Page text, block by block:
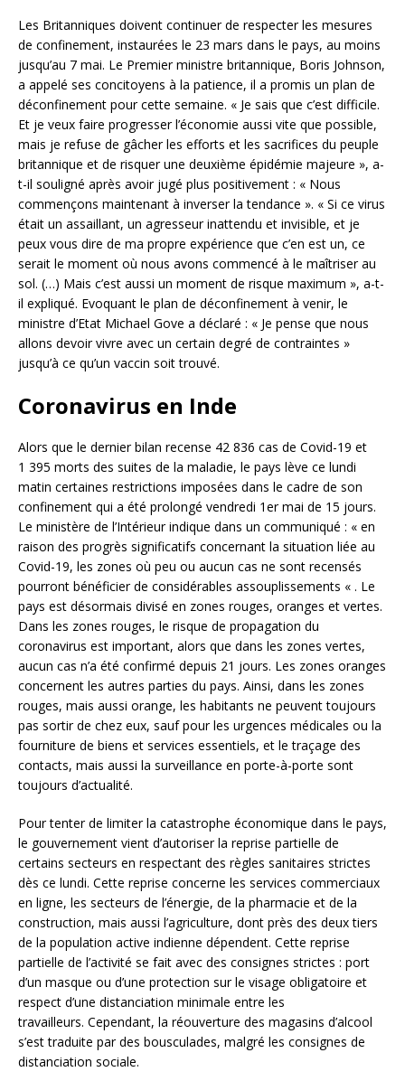
Les Britanniques doivent continuer de respecter les mesures
de confinement, instaurées le 23 mars dans le pays, au moins
jusqu’au 7 mai. Le Premier ministre britannique, Boris Johnson,
a appelé ses concitoyens à la patience, il a promis un plan de
déconfinement pour cette semaine. « Je sais que c’est difficile.
Et je veux faire progresser l’économie aussi vite que possible,
mais je refuse de gâcher les efforts et les sacrifices du peuple
britannique et de risquer une deuxième épidémie majeure », a-
t-il souligné après avoir jugé plus positivement : « Nous
commençons maintenant à inverser la tendance ». « Si ce virus
était un assaillant, un agresseur inattendu et invisible, et je
peux vous dire de ma propre expérience que c’en est un, ce
serait le moment où nous avons commencé à le maîtriser au
sol. (…) Mais c’est aussi un moment de risque maximum », a-t-
il expliqué. Evoquant le plan de déconfinement à venir, le
ministre d’Etat Michael Gove a déclaré : « Je pense que nous
allons devoir vivre avec un certain degré de contraintes »
jusqu’à ce qu’un vaccin soit trouvé.
Coronavirus en Inde
Alors que le dernier bilan recense 42 836 cas de Covid-19 et
1 395 morts des suites de la maladie, le pays lève ce lundi
matin certaines restrictions imposées dans le cadre de son
confinement qui a été prolongé vendredi 1er mai de 15 jours.
Le ministère de l’Intérieur indique dans un communiqué : « en
raison des progrès significatifs concernant la situation liée au
Covid-19, les zones où peu ou aucun cas ne sont recensés
pourront bénéficier de considérables assouplissements « . Le
pays est désormais divisé en zones rouges, oranges et vertes.
Dans les zones rouges, le risque de propagation du
coronavirus est important, alors que dans les zones vertes,
aucun cas n’a été confirmé depuis 21 jours. Les zones oranges
concernent les autres parties du pays. Ainsi, dans les zones
rouges, mais aussi orange, les habitants ne peuvent toujours
pas sortir de chez eux, sauf pour les urgences médicales ou la
fourniture de biens et services essentiels, et le traçage des
contacts, mais aussi la surveillance en porte-à-porte sont
toujours d’actualité.
Pour tenter de limiter la catastrophe économique dans le pays,
le gouvernement vient d’autoriser la reprise partielle de
certains secteurs en respectant des règles sanitaires strictes
dès ce lundi. Cette reprise concerne les services commerciaux
en ligne, les secteurs de l’énergie, de la pharmacie et de la
construction, mais aussi l’agriculture, dont près des deux tiers
de la population active indienne dépendent. Cette reprise
partielle de l’activité se fait avec des consignes strictes : port
d’un masque ou d’une protection sur le visage obligatoire et
respect d’une distanciation minimale entre les
travailleurs. Cependant, la réouverture des magasins d’alcool
s’est traduite par des bousculades, malgré les consignes de
distanciation sociale.